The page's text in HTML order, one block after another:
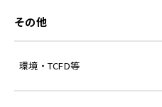
その他
環境・TCFD等